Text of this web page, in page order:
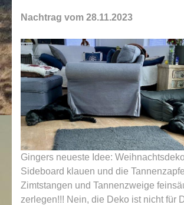
Nachtrag vom 28.11.2023
Gingers neueste Idee:
Sideboard klauen und die
Zimtstangen und Tannenzweige
zerlegen!!! Nein, die Deko ist nicht für